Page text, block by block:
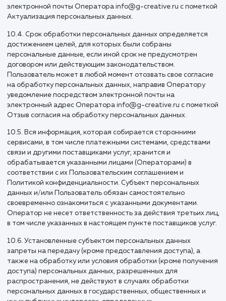
данных будет являться выгодоприобретателем или
поручителем.
9.5. Обработка персональных данных необходима для
осуществления прав и законных интересов оператора
третьих лиц либо для достижения общественно
целей при условии, что при этом не нарушаются права и
свободы субъекта персональных данных.
9.6. Осуществляется обработка персональных данных,
доступ неограниченного круга лиц к которым
субъектом персональных данных либо по его просьбе
9.7. Осуществляется обработка персональных данных,
подлежащих опубликованию или обязательному
соответствии с федеральным законом.
10. Порядок сбора,
хранения,
и других видов
обработки